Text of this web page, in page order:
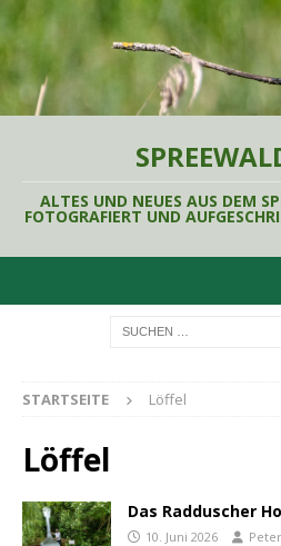
ALTES UND NEUES AUS DEM
FOTOGRAFIERT UND
STARTSEITE Löffel
Löffel
Das Radduscher
10. Juni 2026